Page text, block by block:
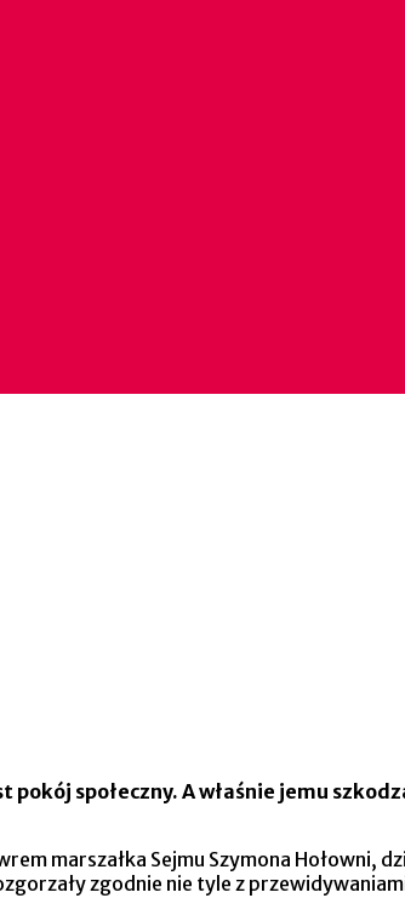
społeczny. A właśnie jemu
marszałka Sejmu Szymona Hołowni,
zgodnie nie tyle z